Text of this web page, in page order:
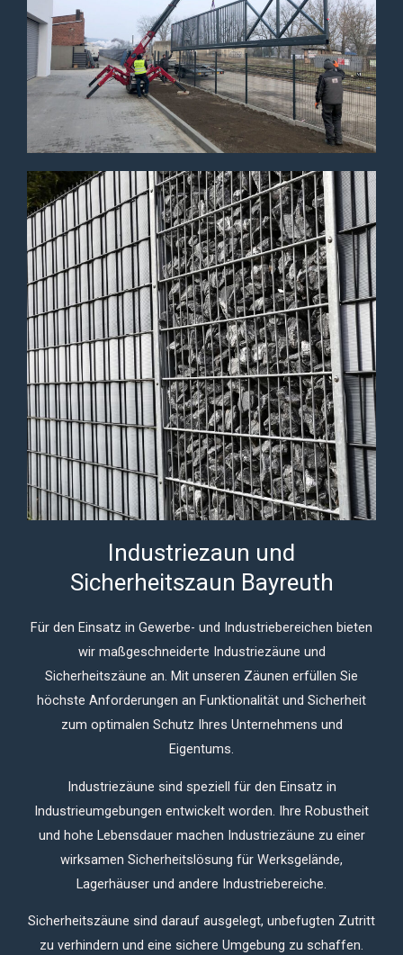
Industriezaun und
Sicherheitszaun Bayreuth
Für den Einsatz in Gewerbe- und Industriebereichen bieten
wir maßgeschneiderte Industriezäune und
Sicherheitszäune an. Mit unseren Zäunen erfüllen Sie
höchste Anforderungen an Funktionalität und Sicherheit
zum optimalen Schutz Ihres Unternehmens und
Eigentums.
Industriezäune sind speziell für den Einsatz in
Industrieumgebungen entwickelt worden. Ihre Robustheit
und hohe Lebensdauer machen Industriezäune zu einer
wirksamen Sicherheitslösung für Werksgelände,
Lagerhäuser und andere Industriebereiche.
Sicherheitszäune sind darauf ausgelegt, unbefugten Zutritt
zu verhindern und eine sichere Umgebung zu schaffen.